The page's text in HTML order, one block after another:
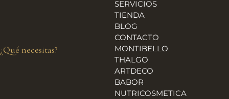
SERVICIOS
TIENDA
BLOG
CONTACTO
¿Qué necesitas?
MONTIBELLO
THALGO
ARTDECO
BABOR
NUTRICOSMETICA